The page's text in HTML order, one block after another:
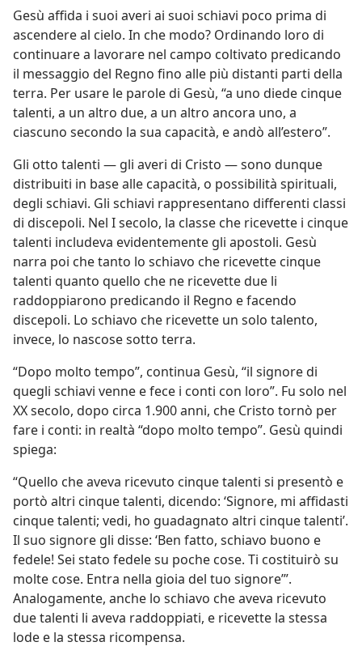
Gesù affida i suoi averi ai suoi schiavi poco prima di
ascendere al cielo. In che modo? Ordinando loro di
continuare a lavorare nel campo coltivato predicando
il messaggio del Regno fino alle più distanti parti della
terra. Per usare le parole di Gesù, “a uno diede cinque
talenti, a un altro due, a un altro ancora uno, a
ciascuno secondo la sua capacità, e andò all’estero”.
Gli otto talenti — gli averi di Cristo — sono dunque
distribuiti in base alle capacità, o possibilità spirituali,
degli schiavi. Gli schiavi rappresentano differenti classi
di discepoli. Nel I secolo, la classe che ricevette i cinque
talenti includeva evidentemente gli apostoli. Gesù
narra poi che tanto lo schiavo che ricevette cinque
talenti quanto quello che ne ricevette due li
raddoppiarono predicando il Regno e facendo
discepoli. Lo schiavo che ricevette un solo talento,
invece, lo nascose sotto terra.
“Dopo molto tempo”, continua Gesù, “il signore di
quegli schiavi venne e fece i conti con loro”. Fu solo nel
XX secolo, dopo circa 1.900 anni, che Cristo tornò per
fare i conti: in realtà “dopo molto tempo”. Gesù quindi
spiega:
“Quello che aveva ricevuto cinque talenti si presentò e
portò altri cinque talenti, dicendo: ‘Signore, mi affidasti
cinque talenti; vedi, ho guadagnato altri cinque talenti’.
Il suo signore gli disse: ‘Ben fatto, schiavo buono e
fedele! Sei stato fedele su poche cose. Ti costituirò su
molte cose. Entra nella gioia del tuo signore’”.
Analogamente, anche lo schiavo che aveva ricevuto
due talenti li aveva raddoppiati, e ricevette la stessa
lode e la stessa ricompensa.